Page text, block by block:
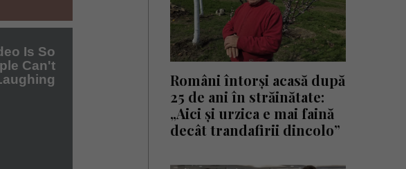
Români întorși acasă după
25 de ani în străinătate:
„Aici și urzica e mai faină
decât trandafirii dincolo”